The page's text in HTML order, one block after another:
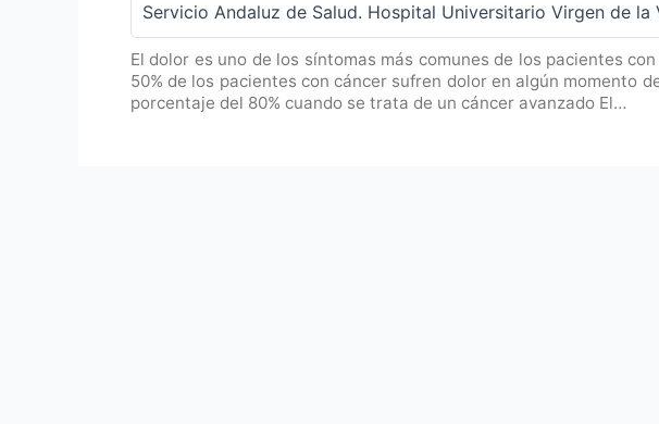
Servicio Andaluz de Salud. Hospital Universitario Virgen de la
El dolor es uno de los síntomas más comunes de los pacientes
50% de los pacientes con cáncer sufren dolor en algún momento
porcentaje del 80% cuando se trata de un cáncer avanzado El…